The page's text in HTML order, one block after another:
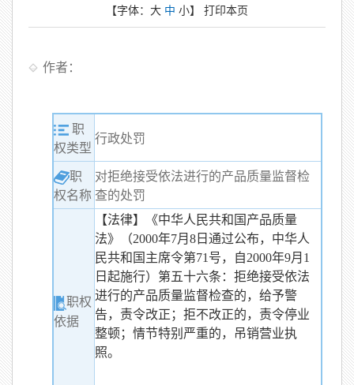
【字体： 大 中 小】 打印本页
作者：
职
权类型
行政处罚
职
权名称
对拒绝接受依法进行的产品质量监督检
查的处罚
职权
依据
【法律】《中华人民共和国产品质量
法》（2000年7月8日通过公布，中华人
民共和国主席令第71号，自2000年9月1
日起施行）第五十六条：拒绝接受依法
进行的产品质量监督检查的，给予警
告，责令改正；拒不改正的，责令停业
整顿；情节特别严重的，吊销营业执
照。